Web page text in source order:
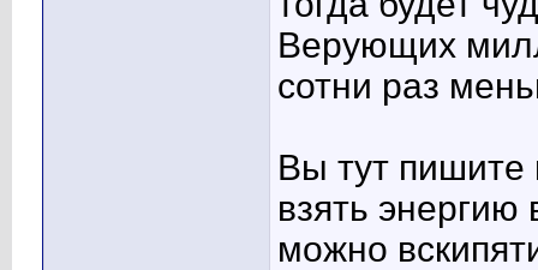
Верующих
сотни раз
Вы тут пишите
взять энергию
можно